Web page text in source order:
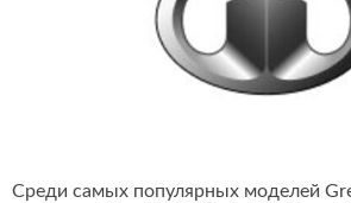
Среди самых популярных моделей